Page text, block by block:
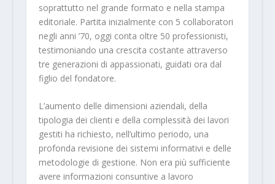
soprattutto nel grande formato e nella stampa
editoriale. Partita inizialmente con 5 collaboratori
negli anni ’70, oggi conta oltre 50 professionisti,
testimoniando una crescita costante attraverso
tre generazioni di appassionati, guidati ora dal
figlio del fondatore.
L’aumento delle dimensioni aziendali, della
tipologia dei clienti e della complessità dei lavori
gestiti ha richiesto, nell’ultimo periodo, una
profonda revisione dei sistemi informativi e delle
metodologie di gestione. Non era più sufficiente
avere informazioni consuntive a lavoro